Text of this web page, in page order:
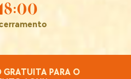
GRATUITA PARA O